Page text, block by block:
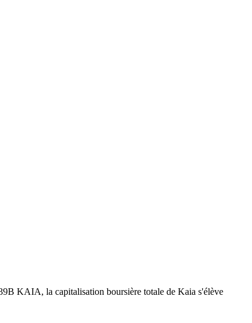
KAIA, la capitalisation boursière totale de Kaia s'élève